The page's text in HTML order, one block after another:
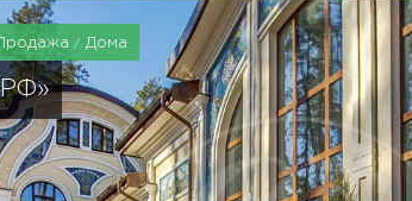
Продажа Дома